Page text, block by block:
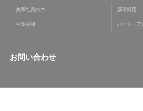
先輩社員の声 新卒採用
中途採用 パート・ア
お問い合わせ